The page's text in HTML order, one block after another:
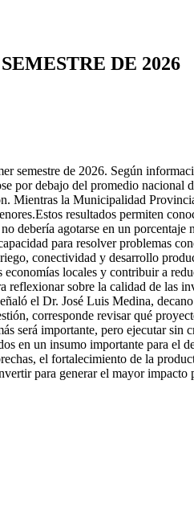
DE 2026
semestre de 2026. Según
por debajo del promedio nacional
Mientras la Municipalidad
resultados permiten
debería agotarse en un
para resolver problemas
conectividad y desarrollo
locales y contribuir a
sobre la calidad de las
el Dr. José Luis Medina,
corresponde revisar qué
será importante, pero ejecutar
en un insumo importante para el
el fortalecimiento de la
para generar el mayor impacto